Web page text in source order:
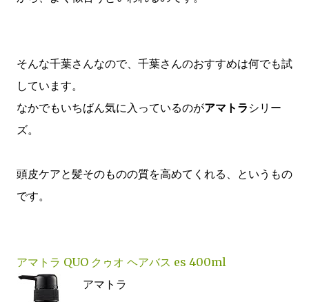
そんな千葉さんなので、千葉さんのおすすめは何でも試
しています。
なかでもいちばん気に入っているのがアマトラ シリー
ズ。
頭皮ケアと髪そのものの質を高めてくれる、というもの
です。
アマトラ QUO クゥオ ヘアバス es 400ml
アマトラ